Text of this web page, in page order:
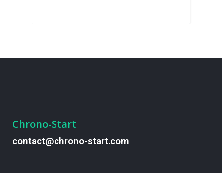
Chrono-Start
contact@chrono-start.com